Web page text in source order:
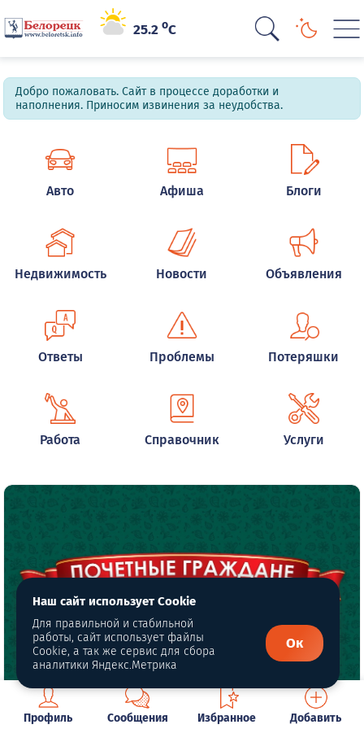
25.2oC
Добро пожаловать. Сайт в процессе доработки и
наполнения. Приносим извинения за неудобства.
Авто Афиша Блоги
Недвижимость Новости Объявления
Ответы Проблемы Потеряшки
Работа Справочник Услуги
Харрасов Мухамет Хадисович
Профиль Сообщения Избранное Добавить
Наш сайт использует Cookie
Для правильной и стабильной
работы, сайт использует файлы
Cookie, а так же сервис для сбора
аналитики Яндекс.Метрика
Ок